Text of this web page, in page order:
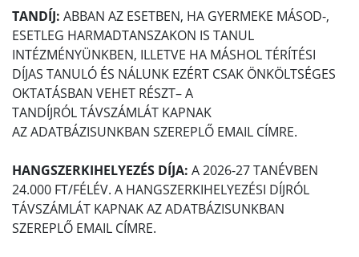
TANDÍJ: ABBAN AZ ESETBEN, HA GYERMEKE MÁSOD-,
ESETLEG HARMADTANSZAKON IS TANUL
INTÉZMÉNYÜNKBEN, ILLETVE HA MÁSHOL TÉRÍTÉSI
DÍJAS TANULÓ ÉS NÁLUNK EZÉRT CSAK ÖNKÖLTSÉGES
OKTATÁSBAN VEHET RÉSZT– A
TANDÍJRÓL TÁVSZÁMLÁT KAPNAK
AZ ADATBÁZISUNKBAN SZEREPLŐ EMAIL CÍMRE.
HANGSZERKIHELYEZÉS DÍJA: A 2026-27 TANÉVBEN
24.000 FT/FÉLÉV. A HANGSZERKIHELYEZÉSI DÍJRÓL
TÁVSZÁMLÁT KAPNAK AZ ADATBÁZISUNKBAN
SZEREPLŐ EMAIL CÍMRE.